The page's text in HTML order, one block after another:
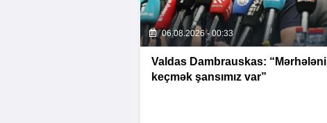
06.08.2026 - 00:33
Valdas Dambrauskas: “Mərhələni
keçmək şansımız var”